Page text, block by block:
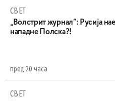
СВЕТ
„Волстрит журнал“: Русија
нападне Полска?!
пред 20 часа
СВЕТ